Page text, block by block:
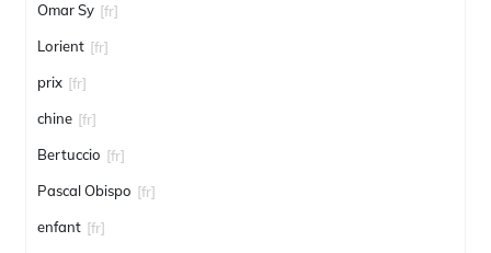
Omar Sy [fr]
Lorient [fr]
prix [fr]
chine [fr]
Bertuccio [fr]
Pascal Obispo [fr]
enfant [fr]